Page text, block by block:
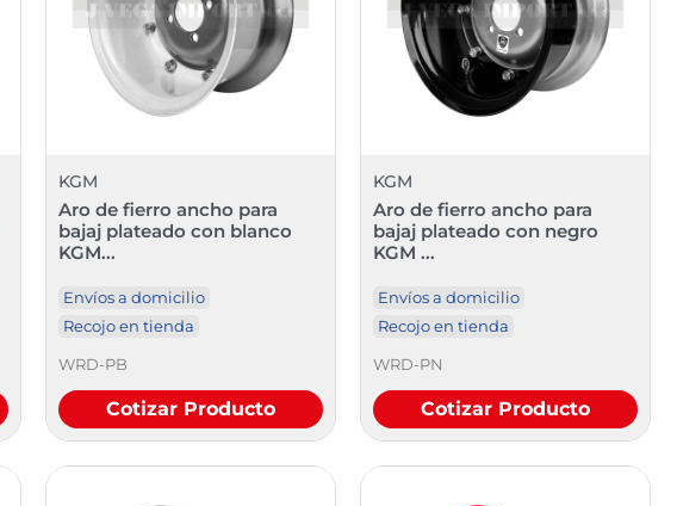
KGM
Aro de fierro ancho para
bajaj plateado con blanco
KGM...
Envíos a domicilio
Recojo en tienda
WRD-PB
Cotizar Producto
KGM
Aro de fierro ancho para
bajaj plateado con negro
KGM ...
Envíos a domicilio
Recojo en tienda
WRD-PN
Cotizar Producto